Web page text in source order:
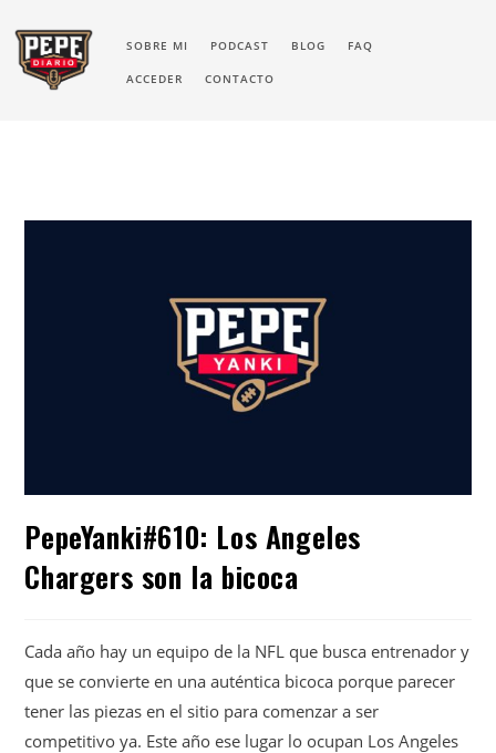
SOBRE MI PODCAST BLOG FAQ
ACCEDER CONTACTO
PepeYanki#610: Los Angeles
Chargers son la bicoca
Cada año hay un equipo de la NFL que busca entrenador y
que se convierte en una auténtica bicoca porque parecer
tener las piezas en el sitio para comenzar a ser
competitivo ya. Este año ese lugar lo ocupan Los Angeles